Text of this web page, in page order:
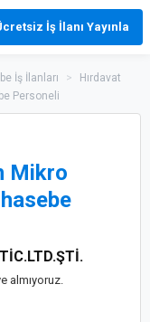
İş İlanı Yayınla
İş İlanları >
Hırdavat
Personeli
Mikro
almıyoruz.